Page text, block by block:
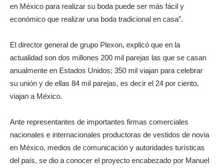
en México para realizar su boda puede ser más fácil y
económico que realizar una boda tradicional en casa”.
El director general de grupo Plexon, explicó que en la
actualidad son dos millones 200 mil parejas las que se casan
anualmente en Estados Unidos; 350 mil viajan para celebrar
su unión y de ellas 84 mil parejas, es decir el 24 por ciento,
viajan a México.
Ante representantes de importantes firmas comerciales
nacionales e internacionales productoras de vestidos de novia
en México, medios de comunicación y autoridades turísticas
del país, se dio a conocer el proyecto encabezado por Manuel